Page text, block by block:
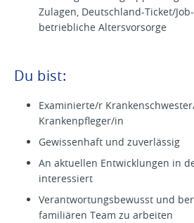
Zulagen, Deutschland-Ticket/
betriebliche Altersvorsorge
Du bist:
Examinierte/r
Krankenpfleger/in
Gewissenhaft und zuverlässig
An aktuellen Entwicklungen in
interessiert
Verantwortungsbewusst und
familiären Team zu arbeiten